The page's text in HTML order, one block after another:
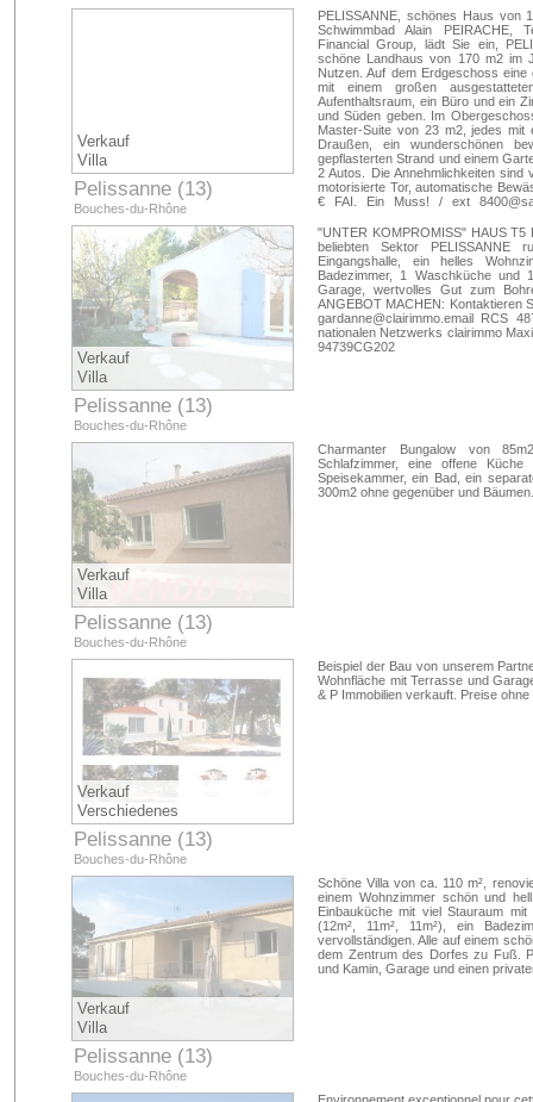
Verkauf
Villa
Pelissanne (13)
Bouches-du-Rhône
PELISSANNE, schönes Haus von
Schwimmbad Alain PEIRACHE,
Financial Group, lädt Sie ein,
schöne Landhaus von 170 m2 im
Nutzen. Auf dem Erdgeschoss
mit einem großen
Aufenthaltsraum, ein Büro und ein
und Süden geben. Im
Master-Suite von 23 m2, jedes
Draußen, ein wunderschönen
gepflasterten Strand und einem
2 Autos. Die Annehmlichkeiten sind
motorisierte Tor, automatische
€ FAI. Ein Muss! / ext
Verkauf
Villa
Pelissanne (13)
Bouches-du-Rhône
"UNTER KOMPROMISS" HAUS T5
beliebten Sektor
Eingangshalle, ein helles
Badezimmer, 1 Waschküche und
Garage, wertvolles Gut zum
ANGEBOT MACHEN: Kontaktieren
gardanne@clairimmo.email RCS
nationalen Netzwerks clairimmo
94739CG202
Verkauf
Villa
Pelissanne (13)
Bouches-du-Rhône
Charmanter Bungalow von
Schlafzimmer, eine offene
Speisekammer, ein Bad, ein
300m2 ohne gegenüber und
Verkauf
Verschiedenes
Pelissanne (13)
Bouches-du-Rhône
Beispiel der Bau von unserem
Wohnfläche mit Terrasse und
& P Immobilien verkauft. Preise
Verkauf
Villa
Pelissanne (13)
Bouches-du-Rhône
Schöne Villa von ca. 110 m²,
einem Wohnzimmer schön und
Einbauküche mit viel Stauraum
(12m², 11m², 11m²), ein
vervollständigen. Alle auf einem
dem Zentrum des Dorfes zu Fuß.
und Kamin, Garage und einen